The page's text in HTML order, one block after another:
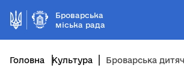
Броварська
міська рада
Головна Культура Броварська